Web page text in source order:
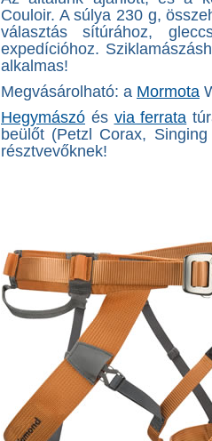
Couloir. A súlya 230 g,
választás sítúrához,
expedícióhoz.
alkalmas!
Megvásárolható: a Mormota
Hegymászó és via ferrata
beülőt (Petzl Corax,
résztvevőknek!